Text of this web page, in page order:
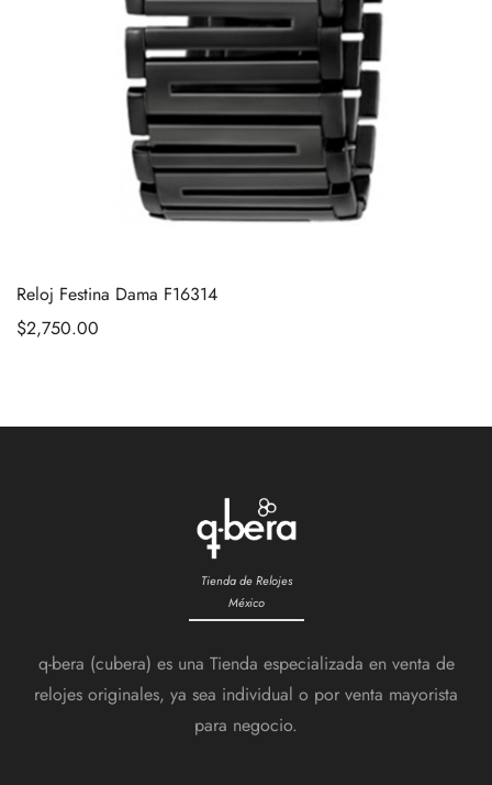
Reloj Festina Dama F16314
$2,750.00
Tienda de Relojes
México
q-bera (cubera) es una Tienda especializada en venta de
relojes originales, ya sea individual o por venta mayorista
para negocio.